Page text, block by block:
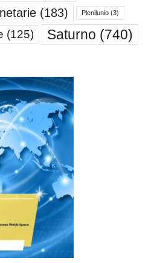
(183) Plenilunio (3)
(125) Saturno (740)